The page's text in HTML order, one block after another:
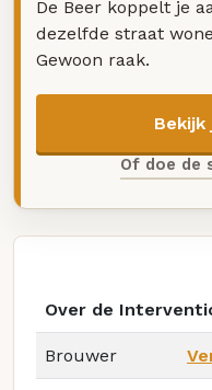
De Beer koppelt je
dezelfde straat
Gewoon raak.
Of doe de
Over de
Brouwer